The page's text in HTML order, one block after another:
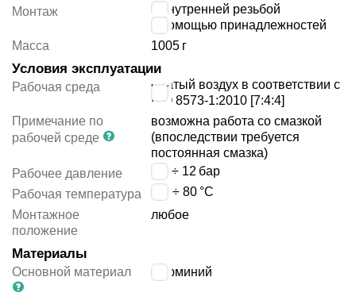
Монтаж
с внутренней резьбой
с помощью принадлежностей
Масса
1005 г
Условия эксплуатации
Рабочая среда
сжатый воздух в соответствии с
ISO 8573-1:2010 [7:4:4]
Примечание по
рабочей среде
возможна работа со смазкой
(впоследствии требуется
постоянная смазка)
Рабочее давление
0.6 ÷ 12 бар
Рабочая температура
-20 ÷ 80 °C
Монтажное
положение
любое
Материалы
Основной материал алюминий